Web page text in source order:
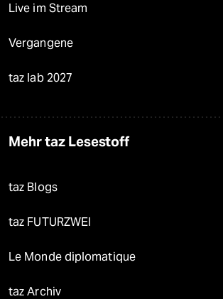
Live im Stream
Vergangene
taz lab 2027
Mehr taz Lesestoff
taz Blogs
taz FUTURZWEI
Le Monde diplomatique
taz Archiv